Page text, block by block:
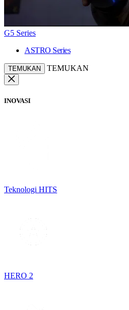
G5 Series
ASTRO Series
TEMUKAN TEMUKAN
INOVASI
Teknologi HITS
HERO 2